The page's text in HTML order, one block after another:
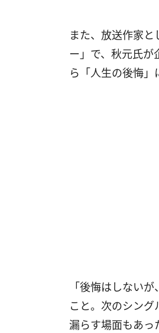
また、放送作家
ー」で、秋元氏が
ら「人生の後悔」
「後悔はしない
こと。次のシン
漏らす場面もあっ